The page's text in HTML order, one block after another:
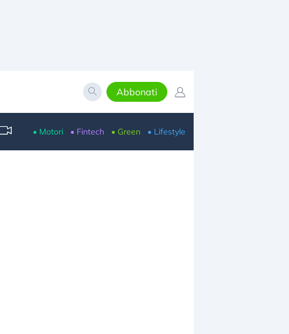
Abbonati
• Motori • Fintech • Green • Lifestyle